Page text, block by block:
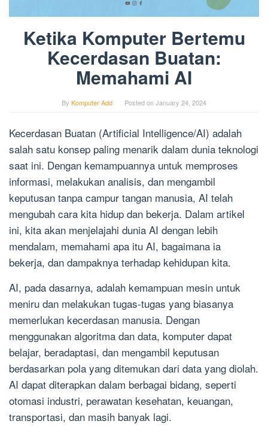
Ketika Komputer Bertemu
Kecerdasan Buatan:
Memahami AI
By Komputer Add Posted onJanuary 24, 2024
Kecerdasan Buatan (Artificial Intelligence/AI) adalah
salah satu konsep paling menarik dalam dunia teknologi
saat ini. Dengan kemampuannya untuk memproses
informasi, melakukan analisis, dan mengambil
keputusan tanpa campur tangan manusia, AI telah
mengubah cara kita hidup dan bekerja. Dalam artikel
ini, kita akan menjelajahi dunia AI dengan lebih
mendalam, memahami apa itu AI, bagaimana ia
bekerja, dan dampaknya terhadap kehidupan kita.
AI, pada dasarnya, adalah kemampuan mesin untuk
meniru dan melakukan tugas-tugas yang biasanya
memerlukan kecerdasan manusia. Dengan
menggunakan algoritma dan data, komputer dapat
belajar, beradaptasi, dan mengambil keputusan
berdasarkan pola yang ditemukan dari data yang diolah.
AI dapat diterapkan dalam berbagai bidang, seperti
otomasi industri, perawatan kesehatan, keuangan,
transportasi, dan masih banyak lagi.